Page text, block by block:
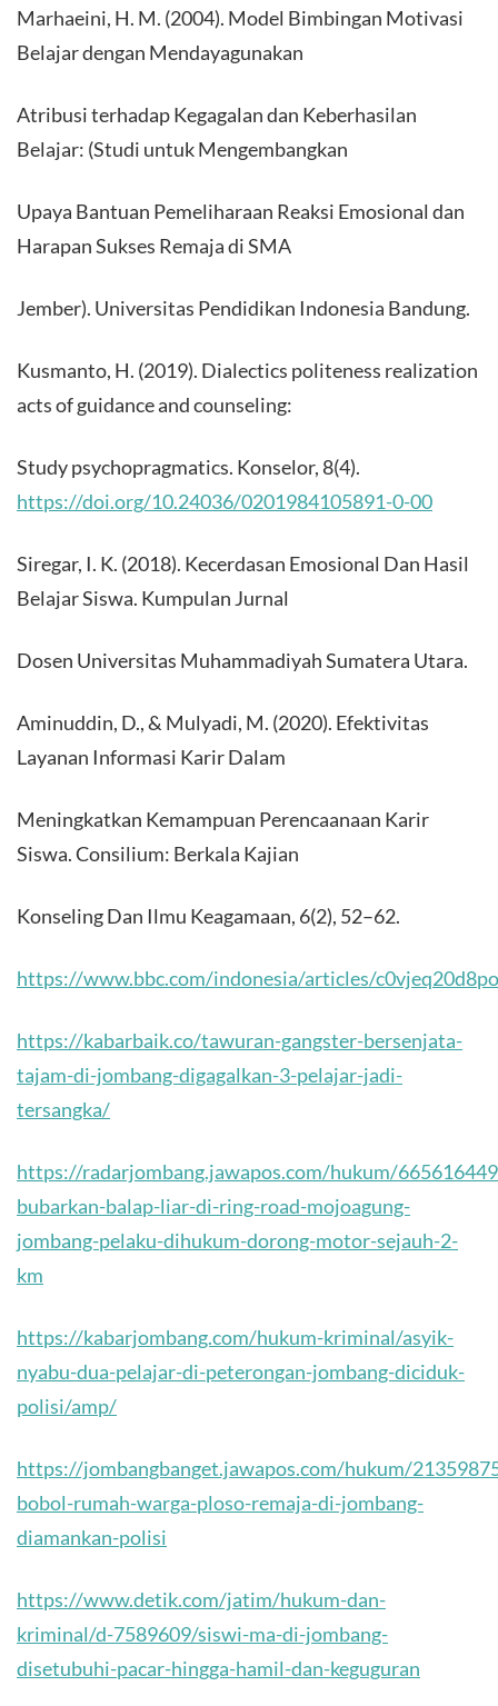
Marhaeini, H. M. (2004). Model Bimbingan Motivasi
Belajar dengan Mendayagunakan
Atribusi terhadap Kegagalan dan Keberhasilan
Belajar: (Studi untuk Mengembangkan
Upaya Bantuan Pemeliharaan Reaksi Emosional dan
Harapan Sukses Remaja di SMA
Jember). Universitas Pendidikan Indonesia Bandung.
Kusmanto, H. (2019). Dialectics politeness realization
acts of guidance and counseling:
Study psychopragmatics. Konselor, 8(4).
https://doi.org/10.24036/0201984105891-0-00
Siregar, I. K. (2018). Kecerdasan Emosional Dan Hasil
Belajar Siswa. Kumpulan Jurnal
Dosen Universitas Muhammadiyah Sumatera Utara.
Aminuddin, D., & Mulyadi, M. (2020). Efektivitas
Layanan Informasi Karir Dalam
Meningkatkan Kemampuan Perencaanaan Karir
Siswa. Consilium: Berkala Kajian
Konseling Dan Ilmu Keagamaan, 6(2), 52–62.
https://www.bbc.com/indonesia/articles/c0vjeq20d8po
https://kabarbaik.co/tawuran-gangster-bersenjata-
tajam-di-jombang-digagalkan-3-pelajar-jadi-
tersangka/
https://radarjombang.jawapos.com/hukum/
bubarkan-balap-liar-di-ring-road-mojoagung-
jombang-pelaku-dihukum-dorong-motor-sejauh-2-
km
https://kabarjombang.com/hukum-kriminal/asyik-
nyabu-dua-pelajar-di-peterongan-jombang-diciduk-
polisi/amp/
https://jombangbanget.jawapos.com/hukum/
bobol-rumah-warga-ploso-remaja-di-jombang-
diamankan-polisi
https://www.detik.com/jatim/hukum-dan-
kriminal/d-7589609/siswi-ma-di-jombang-
disetubuhi-pacar-hingga-hamil-dan-keguguran